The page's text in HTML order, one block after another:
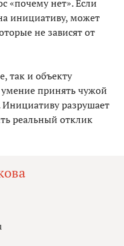
«почему нет». Если
инициативу, может
не зависят от
так и объекту
принять чужой
Инициативу разрушает
реальный отклик